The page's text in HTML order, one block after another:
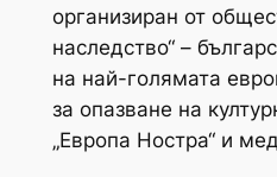
организиран от
наследство“ –
на най-голямата
за опазване на
„Европа Ностра“ и